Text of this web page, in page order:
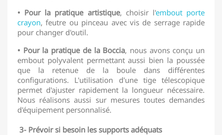
• Pour la pratique artistique, choisir l'embout porte
crayon, feutre ou pinceau avec vis de serrage rapide
pour changer d'outil.
• Pour la pratique de la Boccia, nous avons conçu un
embout polyvalent permettant aussi bien la poussée
que la retenue de la boule dans différentes
configurations. L'utilisation d'une tige télescopique
permet d'ajuster rapidement la longueur nécessaire.
Nous réalisons aussi sur mesures toutes demandes
d'équipement personnalisé.
3- Prévoir si besoin les supports adéquats